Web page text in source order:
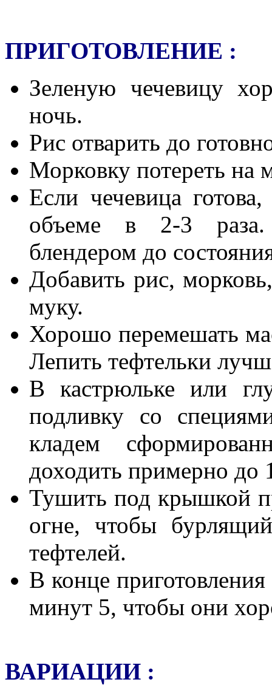
ПРИГОТОВЛЕНИЕ :
Зеленую чечевицу
ночь.
Рис отварить до
Морковку потереть на
Если чечевица
объеме в 2-3 раза.
блендером до
Добавить рис,
муку.
Хорошо перемешать
Лепить тефтельки
В кастрюльке или
подливку со
кладем
доходить примерно до
Тушить под крышкой
огне, чтобы
тефтелей.
В конце
минут 5, чтобы они
ВАРИАЦИИ :